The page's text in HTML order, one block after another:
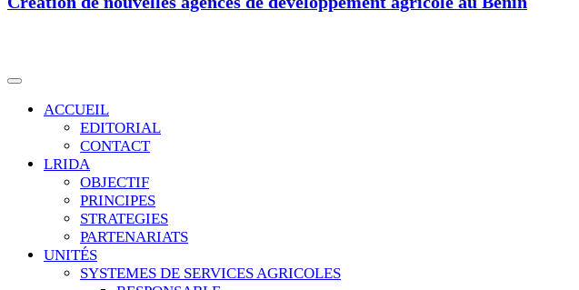
ACCUEIL
EDITORIAL
CONTACT
LRIDA
OBJECTIF
PRINCIPES
STRATEGIES
PARTENARIATS
UNITÉS
SYSTEMES DE SERVICES AGRICOLES